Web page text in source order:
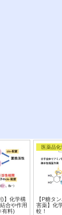
)】化学構
合や作用
有料)
医薬品
【P糖タ
害薬】化
較！